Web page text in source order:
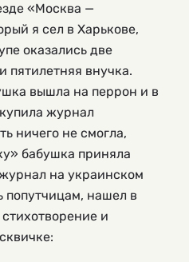
«Москва —
я сел в Харькове,
оказались две
пятилетняя внучка.
вышла на перрон и в
журнал
ничего не смогла,
бабушка приняла
на украинском
попутчицам, нашел в
и